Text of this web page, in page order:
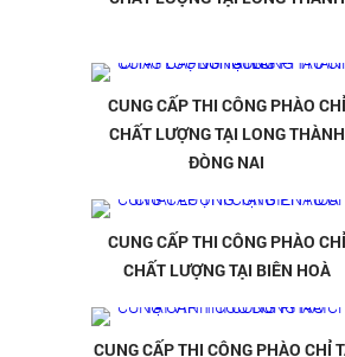
CUNG CẤP THI CÔNG PHÀO CHỈ
CHẤT LƯỢNG TẠI LONG THÀNH
ĐÒNG NAI
CUNG CẤP THI CÔNG PHÀO CHỈ
CHẤT LƯỢNG TẠI BIÊN HOÀ
CUNG CẤP THI CÔNG PHÀO CHỈ